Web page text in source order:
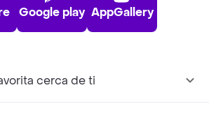
Google play AppGallery
cerca de ti